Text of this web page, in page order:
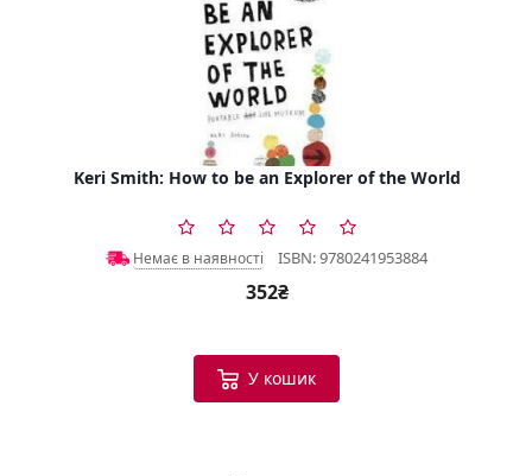
Keri Smith: How to be an Explorer of the World
Немає в наявності ISBN: 9780241953884
352₴
У кошик